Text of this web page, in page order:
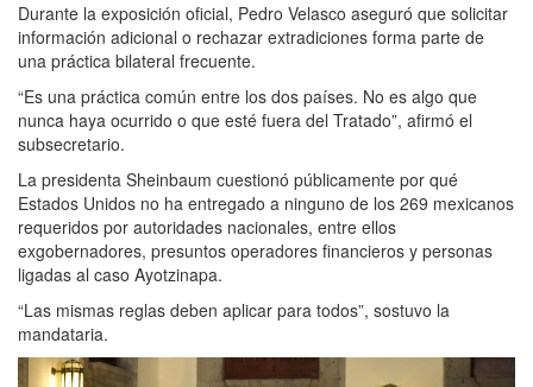
Durante la exposición oficial, Pedro Velasco aseguró que solicitar
información adicional o rechazar extradiciones forma parte de
una práctica bilateral frecuente.
“Es una práctica común entre los dos países. No es algo que
nunca haya ocurrido o que esté fuera del Tratado”, afirmó el
subsecretario.
La presidenta Sheinbaum cuestionó públicamente por qué
Estados Unidos no ha entregado a ninguno de los 269 mexicanos
requeridos por autoridades nacionales, entre ellos
exgobernadores, presuntos operadores financieros y personas
ligadas al caso Ayotzinapa.
“Las mismas reglas deben aplicar para todos”, sostuvo la
mandataria.